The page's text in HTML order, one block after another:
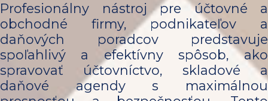
Profesionálny nástroj pre účtovné a
obchodné firmy, podnikateľov a
daňových poradcov predstavuje
spoľahlivý a efektívny spôsob, ako
spravovať účtovníctvo, skladové a
daňové agendy s maximálnou